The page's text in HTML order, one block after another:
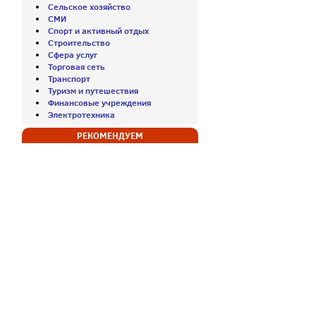
Сельское хозяйство
СМИ
Спорт и активный отдых
Строительство
Сфера услуг
Торговая сеть
Транспорт
Туризм и путешествия
Финансовые учреждения
Электротехника
РЕКОМЕНДУЕМ